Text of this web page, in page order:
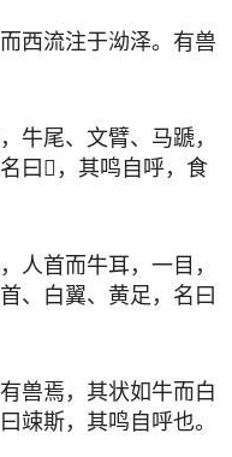
西流注于泑泽。有兽
牛尾、文臂、马蹏，
曰，其鸣自呼，食
人首而牛耳，一目，
、白翼、黄足，名曰
兽焉，其状如牛而白
竦斯，其鸣自呼也。